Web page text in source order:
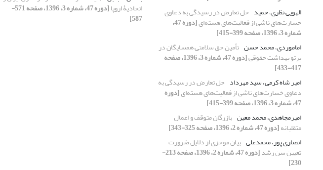
الهویی نظری، حمید حل تعارض در رسیدگی به دعاوی
خسارت‌های ناشی از فعالیت‌های هسته‌ای [دوره 47،
شماره 3، 1396، صفحه 399-415]
اماموردی، محمد حسن تأمین حق سلامتی همسایگان در
پرتو بهداشت حقوقی [دوره 47، شماره 3، 1396، صفحه
417-433]
امیر شاه کرمی، سید مهرداد حل تعارض در رسیدگی به
دعاوی خسارت‌های ناشی از فعالیت‌های هسته‌ای[دوره
47، شماره 3، 1396، صفحه 399-415]
امیرمجاهدی، محمد معین بازرگان متوقف و اعمال
متقلبانه[دوره 47، شماره 2، 1396، صفحه 325-343]
انصاری پور، محمدعلی بیان موجزی از دلایل ضرورت
تعیین سن رشد [دوره 47، شماره 2، 1396، صفحه 213-
230]
اتحادیۀ اروپا [دوره 47، شماره 3، 1396، صفحه 571-
587]